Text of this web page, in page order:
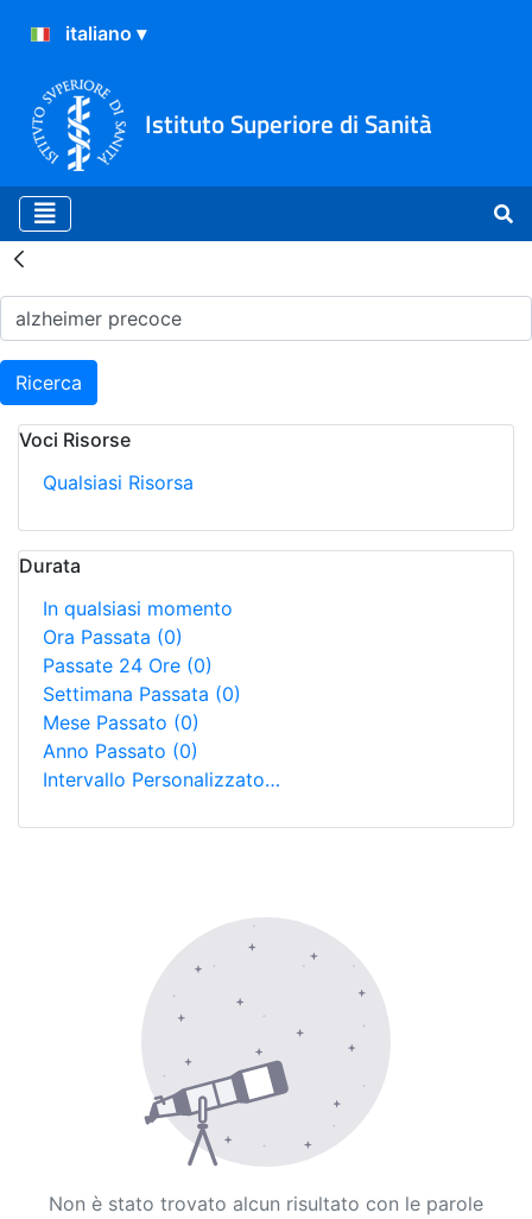
Istituto Superiore di Sanità
Risultati della Ricerca -
Ricerca
Voci Risorse
Qualsiasi Risorsa
Durata
In qualsiasi momento
Ora Passata (0)
Passate 24 Ore (0)
Settimana Passata (0)
Mese Passato (0)
Anno Passato (0)
Intervallo Personalizzato…
Non è stato trovato alcun risultato con le parole